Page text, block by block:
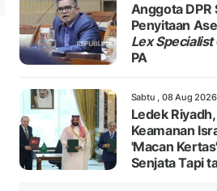
Anggota DPR
Penyitaan
Lex Specialist
PA
Sabtu , 08 Aug
Ledek
Keamanan
'Macan
Senjata Tapi